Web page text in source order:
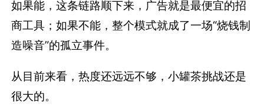
如果能，这条链路顺下来，广告就是最便宜的招
商工具；如果不能，整个模式就成了一场“烧钱制
造噪音”的孤立事件。
从目前来看，热度还远远不够，小罐茶挑战还是
很大的。